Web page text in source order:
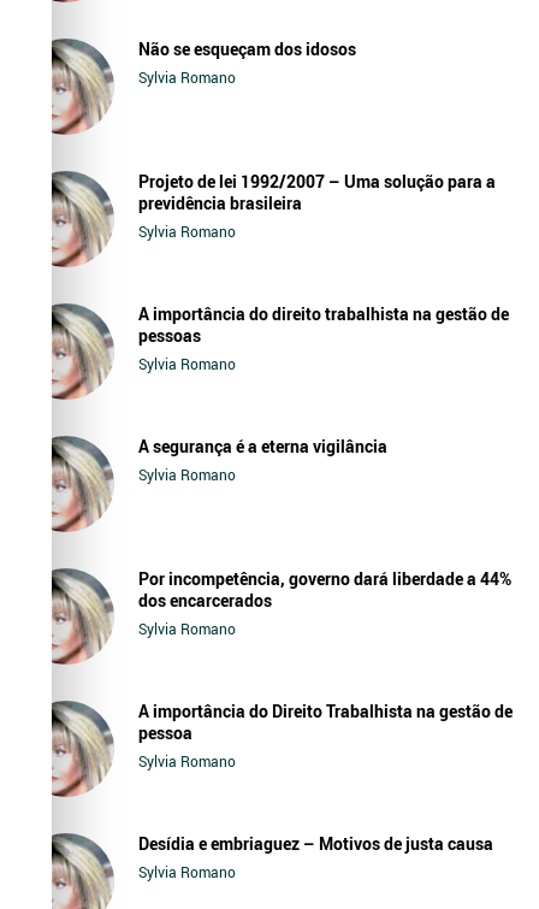
Não se esqueçam dos idosos
Sylvia Romano
Projeto de lei 1992/2007 – Uma solução para a
previdência brasileira
Sylvia Romano
A importância do direito trabalhista na gestão de
pessoas
Sylvia Romano
A segurança é a eterna vigilância
Sylvia Romano
Por incompetência, governo dará liberdade a 44%
dos encarcerados
Sylvia Romano
A importância do Direito Trabalhista na gestão de
pessoa
Sylvia Romano
Desídia e embriaguez – Motivos de justa causa
Sylvia Romano